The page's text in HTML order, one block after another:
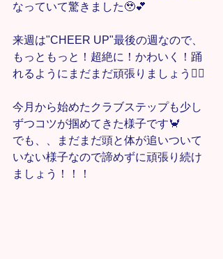
なっていて驚きました🥹💕
来週は"CHEER UP"最後の週なので、
もっともっと！超絶に！かわいく！踊
れるようにまだまだ頑張りましょう❤️‍🔥
今月から始めたクラブステップも少し
ずつコツが掴めてきた様子です🦀
でも、、まだまだ頭と体が追いついて
いない様子なので諦めずに頑張り続け
ましょう！！！